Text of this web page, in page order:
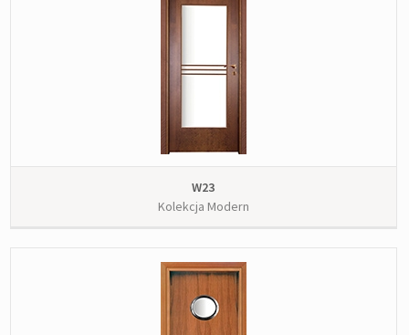
W23
Kolekcja Modern